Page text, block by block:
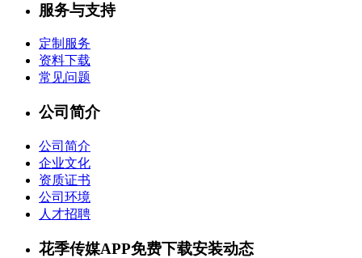
服务与支持
定制服务
资料下载
常见问题
公司简介
公司简介
企业文化
资质证书
公司环境
人才招聘
花季传媒APP免费下载安装动态